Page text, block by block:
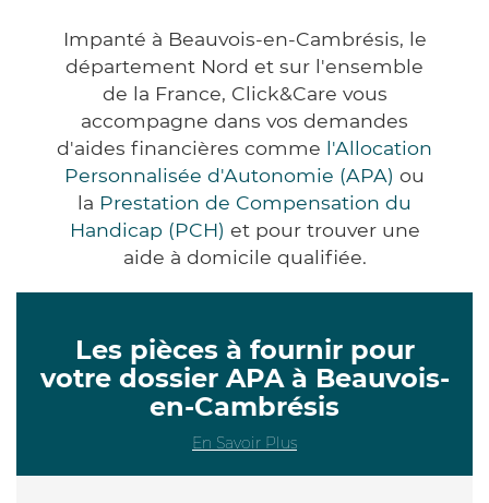
Impanté à Beauvois-en-Cambrésis, le
département Nord et sur l'ensemble
de la France, Click&Care vous
accompagne dans vos demandes
d'aides financières comme l'Allocation
Personnalisée d'Autonomie (APA) ou
la Prestation de Compensation du
Handicap (PCH) et pour trouver une
aide à domicile qualifiée.
Les pièces à fournir pour
votre dossier APA à Beauvois-
en-Cambrésis
En Savoir Plus